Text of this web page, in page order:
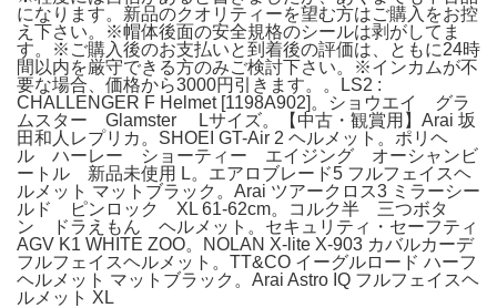
になります。新品のクオリティーを望む方はご購入をお控
え下さい。※帽体後面の安全規格のシールは剥がしてま
す。※ご購入後のお支払いと到着後の評価は、ともに24時
間以内を厳守できる方のみご検討下さい。※インカムが不
要な場合、価格から3000円引きます。。LS2 :
CHALLENGER F Helmet [1198A902]。ショウエイ グラ
ムスター Glamster Lサイズ。【中古・観賞用】Arai 坂
田和人レプリカ。SHOEI GT-Air 2 ヘルメット。ポリヘ
ル ハーレー ショーティー エイジング オーシャンビ
ートル 新品未使用 L。エアロブレード5 フルフェイスヘ
ルメット マットブラック。Arai ツアークロス3 ミラーシー
ルド ピンロック XL 61-62cm。コルク半 三つボタ
ン ドラえもん ヘルメット。セキュリティ・セーフティ
AGV K1 WHITE ZOO。NOLAN X-lite X-903 カバルカーデ
フルフェイスヘルメット。TT&CO イーグルロード ハーフ
ヘルメット マットブラック。Arai Astro IQ フルフェイスヘ
ルメット XL